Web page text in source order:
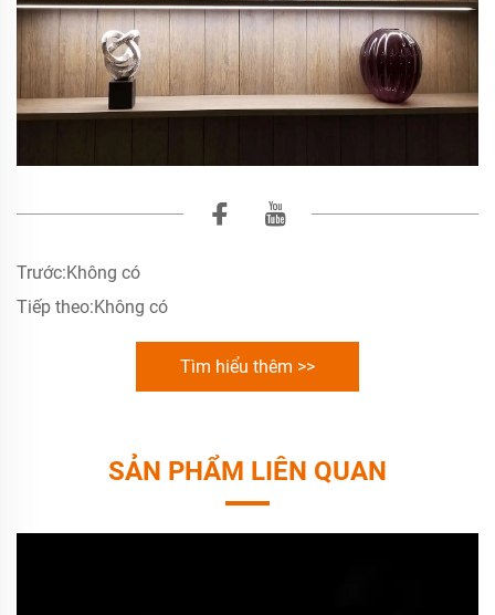
Trước:Không có
Tiếp theo:Không có
Tìm hiểu thêm >>
SẢN PHẨM LIÊN QUAN